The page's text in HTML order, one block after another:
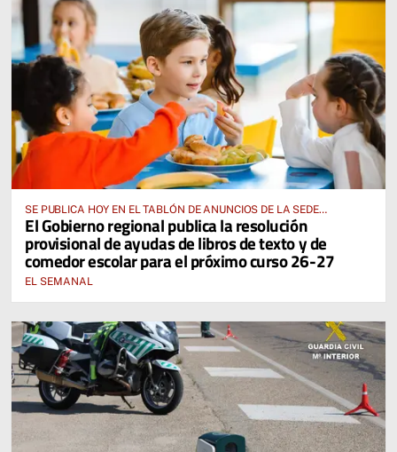
SE PUBLICA HOY EN EL TABLÓN DE ANUNCIOS DE LA SEDE
ELECTRÓNICA DE LA JUNTA DE COMUNIDADES Y EN EL PORTAL DE
EDUCACIÓN DE CASTILLA-LA MANCHA
El Gobierno regional publica la resolución
provisional de ayudas de libros de texto y de
comedor escolar para el próximo curso 26-27
EL SEMANAL